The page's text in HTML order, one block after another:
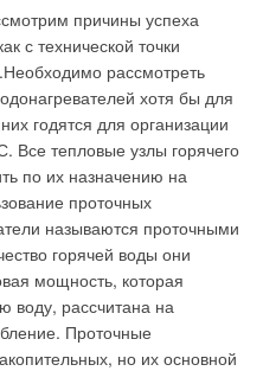
причины успеха
с технической точки
рассмотреть
хотя бы для
годятся для организации
Все тепловые узлы горячего
по их назначению на
проточных
называются проточными
горячей воды они
мощность, которая
воду, рассчитана на
Проточные
но их основной
поисками путей повышения
и уже достигли
котлы в настенном
кВт.
буклетах каждого
прибора с
описывается, до конца
Когдато давно, на заре эры
что теплоноситель может
продуктами
исходя из того,
нагреть воду в
вообще не фиксируют
предлагаемые на
от производителя
величину 6, 10,
водоразборе с расходом
водосчетчика жилец
за потребленную
появления небаланса
показаний квартирных
невыгодно заводам-